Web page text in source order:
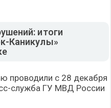
итоги
Каникулы»
проводили с 28 декабря
служба ГУ МВД России